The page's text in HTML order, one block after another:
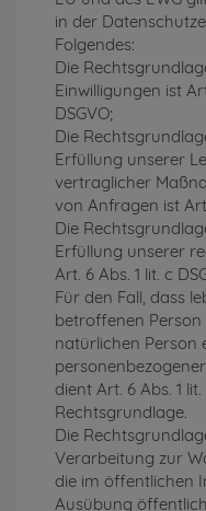
in der
Folgendes:
Die
Einwilligungen ist
DSGVO;
Die
Erfüllung unserer
vertraglicher
von Anfragen ist
Die
Erfüllung unserer
Art. 6 Abs. 1 lit. c
Für den Fall, dass
betroffenen
natürlichen Person
dient Art. 6 Abs. 1
Rechtsgrundlage.
Die
Verarbeitung zur
die im öffentlichen
Ausübung